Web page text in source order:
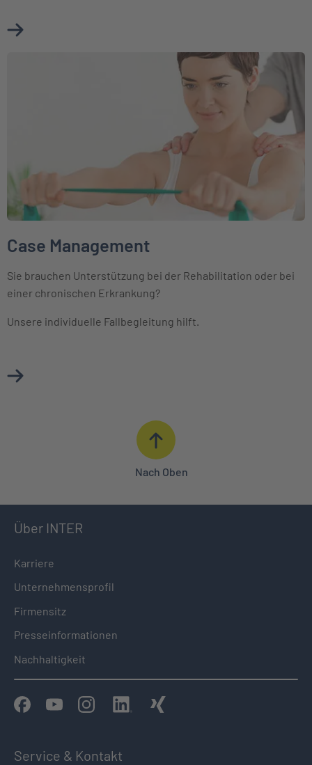
Mehr über Gesundheitsprogramme erfahren
Case Management
Sie brauchen Unterstützung bei der Rehabilitation oder bei
einer chronischen Erkrankung?
Unsere individuelle Fallbegleitung hilft.
Mehr über Case Management erfahren
Nach Oben
Über INTER
Karriere
Unternehmensprofil
Firmensitz
Presseinformationen
Nachhaltigkeit
Service & Kontakt